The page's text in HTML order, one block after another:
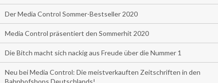
Der Media Control Sommer-Bestseller 2020
Media Control präsentiert den Sommerhit 2020
Die Bitch macht sich nackig aus Freude über die Nummer 1
Neu bei Media Control: Die meistverkauften Zeitschriften in den